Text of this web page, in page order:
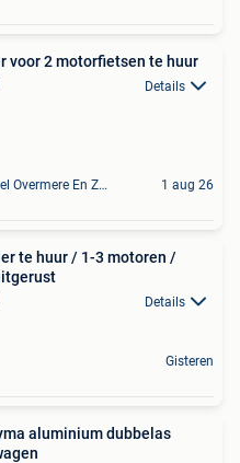
voor 2 motorfietsen te huur
Details
Lokeren+Deel Overmere En Zele 1 aug 26
te huur / 1-3 motoren /
Details
Gisteren
aluminium dubbelas